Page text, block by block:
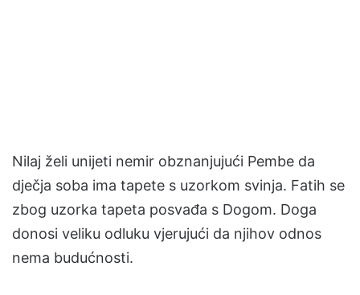
Nilaj želi unijeti nemir obznanjujući Pembe da
dječja soba ima tapete s uzorkom svinja. Fatih se
zbog uzorka tapeta posvađa s Dogom. Doga
donosi veliku odluku vjerujući da njihov odnos
nema budućnosti.